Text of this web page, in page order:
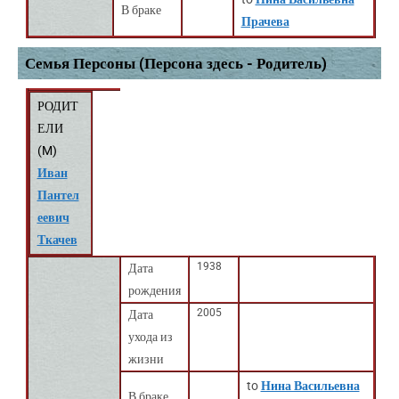
В браке
Прачева
Семья Персоны (Персона здесь - Родитель)
РОДИТ
ЕЛИ
(M)
Иван
Пантел
еевич
Ткачев
Дата
рождения
1938
Дата
ухода из
жизни
2005
toНина Васильевна